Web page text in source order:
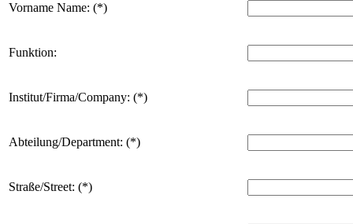
Vorname Name: (*)
Funktion:
Institut/Firma/Company: (*)
Abteilung/Department: (*)
Straße/Street: (*)